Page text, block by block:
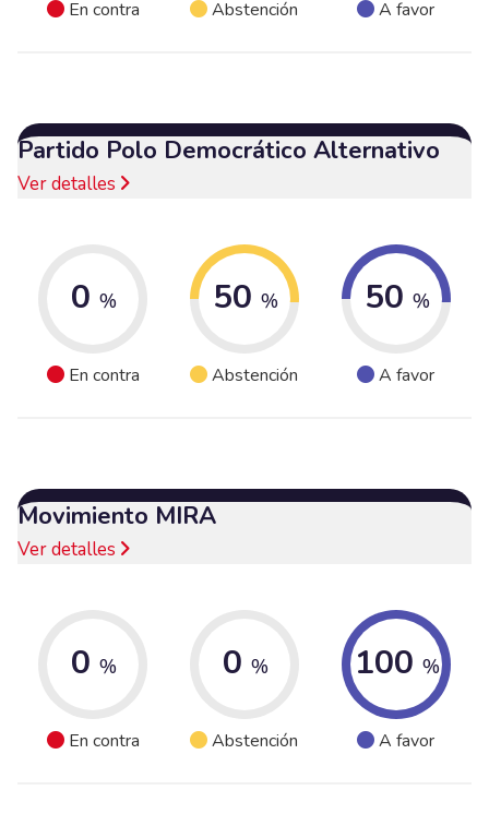
En contra Abstención A favor
Partido Polo Democrático Alternativo
Ver detalles
0 %
En contra
50 %
Abstención
50 %
A favor
Movimiento MIRA
Ver detalles
0 %
En contra
0 %
Abstención
100 %
A favor